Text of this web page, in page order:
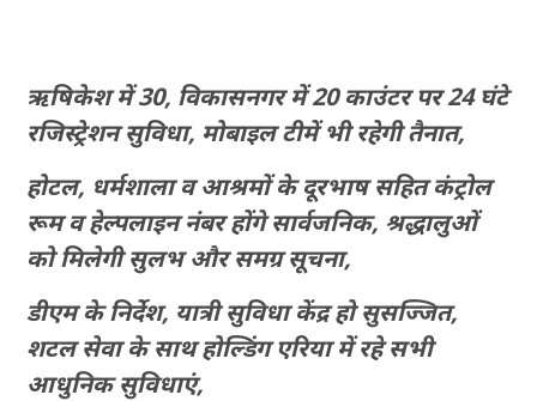
ऋषिकेश में 30, विकासनगर में 20 काउंटर पर 24 घंटे
रजिस्ट्रेशन सुविधा, मोबाइल टीमें भी रहेगी तैनात,
होटल, धर्मशाला व आश्रमों के दूरभाष सहित कंट्रोल
रूम व हेल्पलाइन नंबर होंगे सार्वजनिक, श्रद्धालुओं
को मिलेगी सुलभ और समग्र सूचना,
डीएम के निर्देश, यात्री सुविधा केंद्र हो सुसज्जित,
शटल सेवा के साथ होल्डिंग एरिया में रहे सभी
आधुनिक सुविधाएं,